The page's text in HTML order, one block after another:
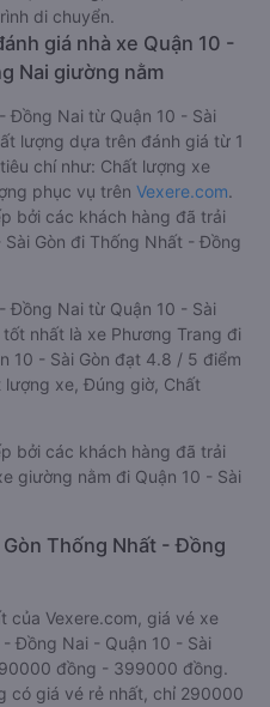
di chuyển.
giá nhà xe Quận 10 -
Nai giường nằm
Đồng Nai từ Quận 10 - Sài
lượng dựa trên đánh giá từ 1
chí như: Chất lượng xe
phục vụ trên Vexere.com.
bởi các khách hàng đã trải
Gòn đi Thống Nhất - Đồng
Đồng Nai từ Quận 10 - Sài
nhất là xe Phương Trang đi
10 - Sài Gòn đạt 4.8 / 5 điểm
xe, Đúng giờ, Chất
bởi các khách hàng đã trải
giường nằm đi Quận 10 - Sài
Thống Nhất - Đồng
của Vexere.com, giá vé xe
Đồng Nai - Quận 10 - Sài
đồng - 399000 đồng.
có giá vé rẻ nhất, chỉ 290000